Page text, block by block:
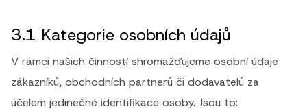
3.1 Kategorie osobních údajů
V rámci našich činností shromažďujeme osobní údaje
zákazníků, obchodních partnerů či dodavatelů za
účelem jedinečné identifikace osoby. Jsou to: